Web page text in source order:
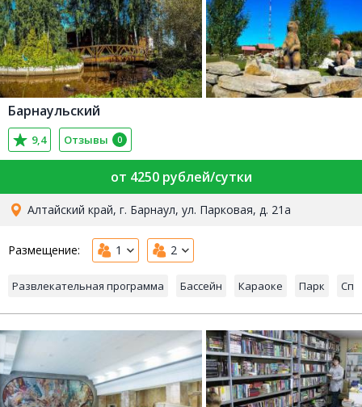
Барнаульский
9,4 Отзывы 0
от 4250 рублей/сутки
Алтайский край, г. Барнаул, ул. Парковая, д. 21а
Размещение: 1 2
Развлекательная программа Бассейн Караоке Парк